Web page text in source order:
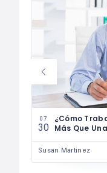
07
30
¿Cómo
Más Que
Susan Martinez